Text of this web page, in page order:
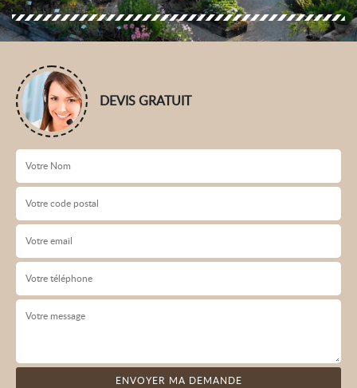
DEVIS GRATUIT